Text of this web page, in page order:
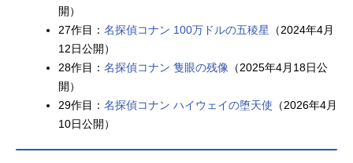
開）
27作目： 名探偵コナン 100万ドルの五稜星 （2024年4月
12日公開）
28作目： 名探偵コナン 隻眼の残像 （2025年4月18日公
開）
29作目： 名探偵コナン ハイウェイの堕天使 （2026年4月
10日公開）